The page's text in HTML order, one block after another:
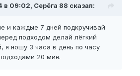
в 09:02, Серёга 88 сказал:
и каждые 7 дней подкручивай
подходом делай лёгкий
я ношу 3 часа в день по часу
20 мин.